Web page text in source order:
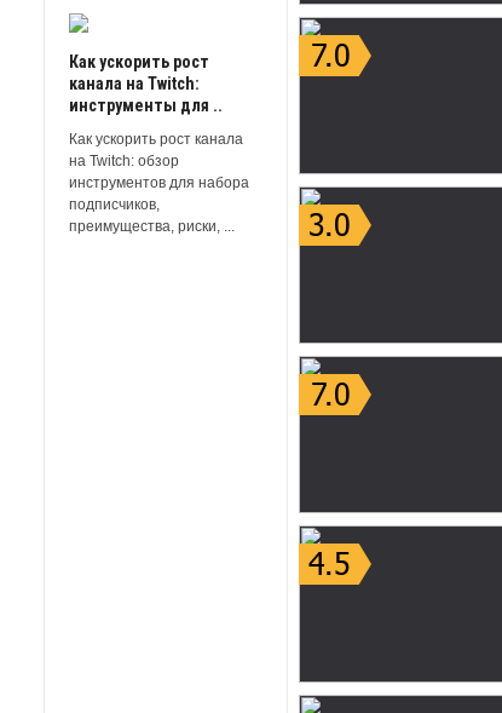
Как ускорить рост
канала на Twitch:
инструменты для ..
Как ускорить рост канала
на Twitch: обзор
инструментов для набора
подписчиков,
преимущества, риски, ...